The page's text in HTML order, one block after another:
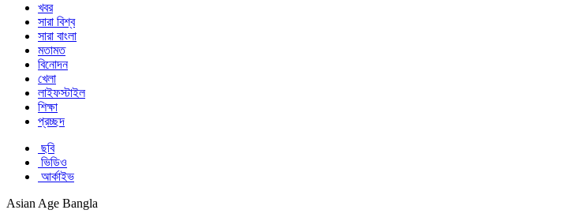
খবর
সারা বিশ্ব
সারা বাংলা
মতামত
বিনোদন
খেলা
লাইফস্টাইল
শিক্ষা
প্রচ্ছদ
ছবি
ভিডিও
আর্কাইভ
Asian Age Bangla